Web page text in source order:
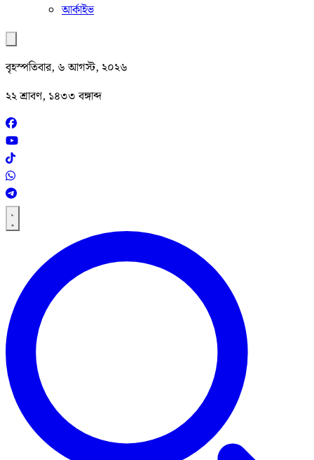
আর্কাইভ
বৃহস্পতিবার, ৬ আগস্ট, ২০২৬
২২ শ্রাবণ, ১৪৩৩ বঙ্গাব্দ